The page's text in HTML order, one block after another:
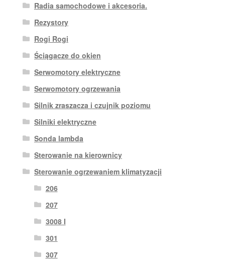
Radia samochodowe i akcesoria.
Rezystory
Rogi Rogi
Ściągacze do okien
Serwomotory elektryczne
Serwomotory ogrzewania
Silnik zraszacza i czujnik poziomu
Silniki elektryczne
Sonda lambda
Sterowanie na kierownicy
Sterowanie ogrzewaniem klimatyzacji
206
207
3008 I
301
307